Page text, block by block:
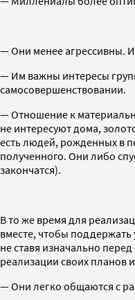
— Они менее агрессивны.
— Им важны интересы
самосовершенствовании.
— Отношение к
не интересуют дома,
есть людей, рожденных в
полученного. Они либо
закончатся).
В то же время для
вместе, чтобы поддержать
не ставя изначально
реализации своих планов
— Они легко общаются с